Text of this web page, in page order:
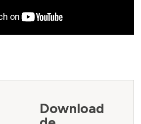
Download